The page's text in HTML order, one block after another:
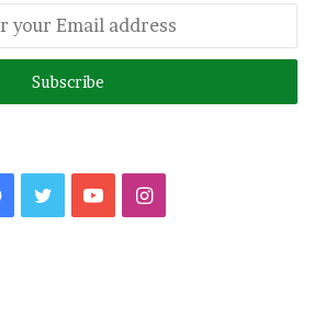
Facebook
TwitterYouTubeInstagram